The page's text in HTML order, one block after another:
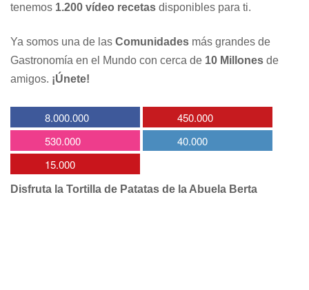
tenemos 1.200 vídeo recetas disponibles para ti.
Ya somos una de las Comunidades más grandes de
Gastronomía en el Mundo con cerca de 10 Millones de
amigos. ¡Únete!
8.000.000
450.000
530.000
40.000
15.000
Disfruta la Tortilla de Patatas de la Abuela Berta